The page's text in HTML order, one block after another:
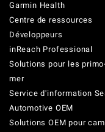
Garmin Health
Centre de ressources
Développeurs
inReach Professional
Solutions pour les
mer
Service d'information
Automotive OEM
Solutions OEM pour